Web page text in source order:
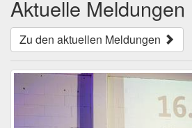
Aktuelle Meldungen
Zu den aktuellen Meldungen